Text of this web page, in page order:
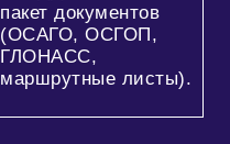
пакет документов
(ОСАГО, ОСГОП,
ГЛОНАСС,
маршрутные листы).